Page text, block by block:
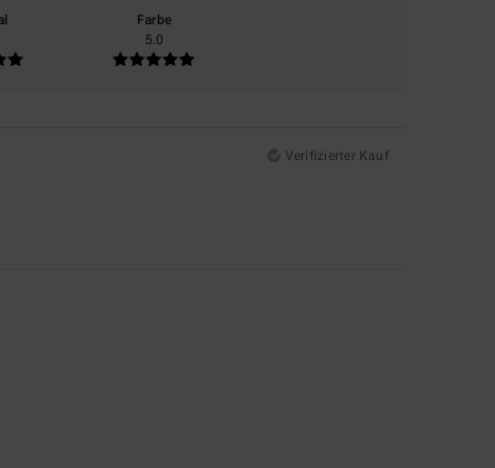
Farbe
5.0
Verifizierter Kauf